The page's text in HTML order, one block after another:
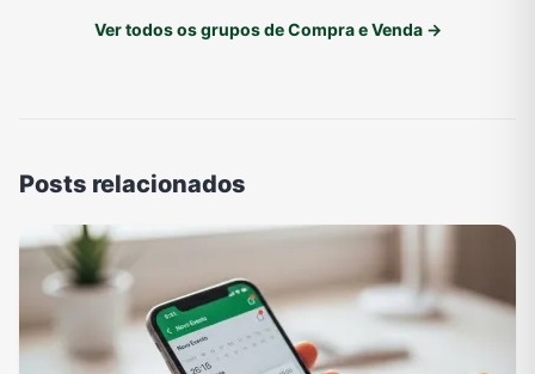
Ver todos os grupos de Compra e Venda →
Posts relacionados